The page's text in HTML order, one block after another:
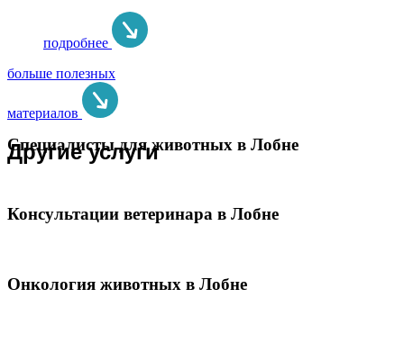
подробнее
больше полезных
материалов
Другие услуги
Специалисты для животных в Лобне
Консультации ветеринара в Лобне
Онкология животных в Лобне